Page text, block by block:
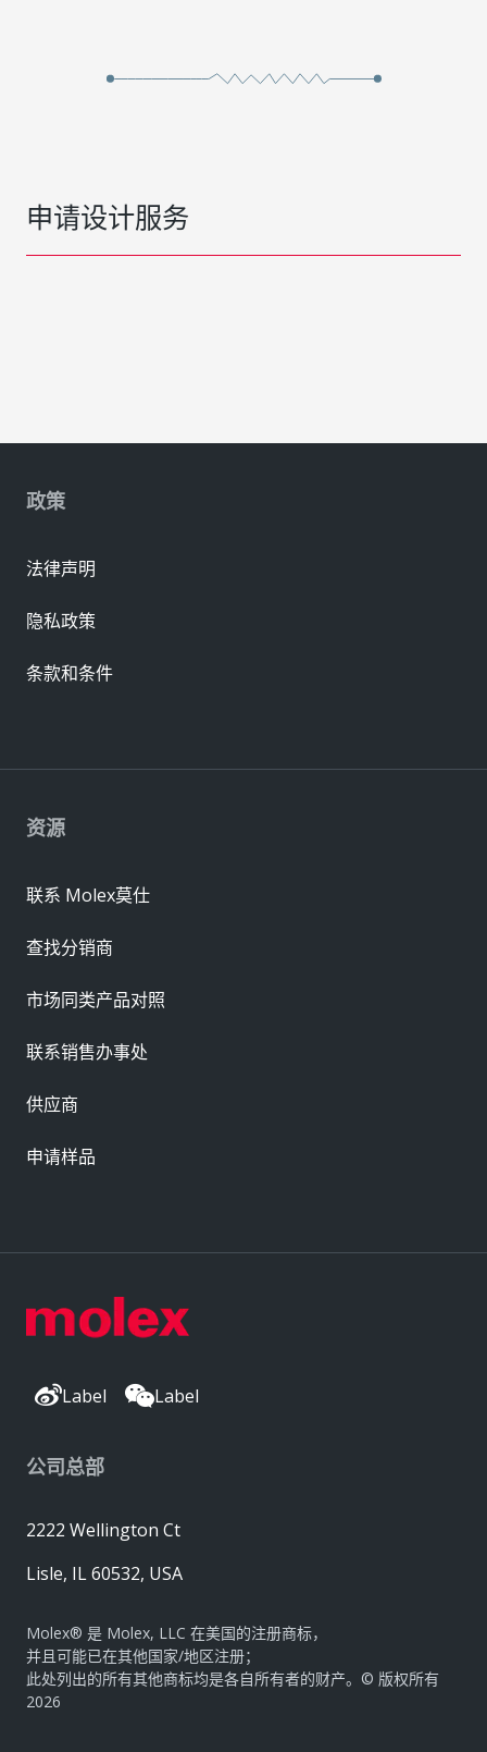
申请设计服务
Label Label
公司总部
2222 Wellington Ct
Lisle, IL 60532, USA
Molex® 是 Molex, LLC 在美国的注册商标，
并且可能已在其他国家/地区注册；
此处列出的所有其他商标均是各自所有者的财产。© 版权所有
2026
资源
联系 Molex莫仕
查找分销商
市场同类产品对照
联系销售办事处
供应商
申请样品
政策
法律声明
隐私政策
条款和条件